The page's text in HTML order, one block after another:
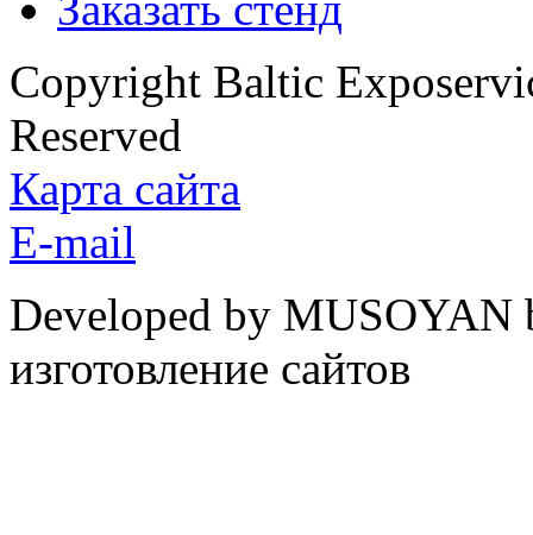
Copyright Baltic
Reserved
Карта сайта
E-mail
Developed by
изготовление сайтов